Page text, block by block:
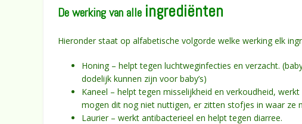
De werking van alle ingrediënten
Hieronder staat op alfabetische volgorde welke werking elk
Honing – helpt tegen luchtweginfecties en verzacht.
dodelijk kunnen zijn voor baby’s)
Kaneel – helpt tegen misselijkheid en verkoudheid,
mogen dit nog niet nuttigen, er zitten stofjes in waar ze
Laurier – werkt antibacterieel en helpt tegen diarree.